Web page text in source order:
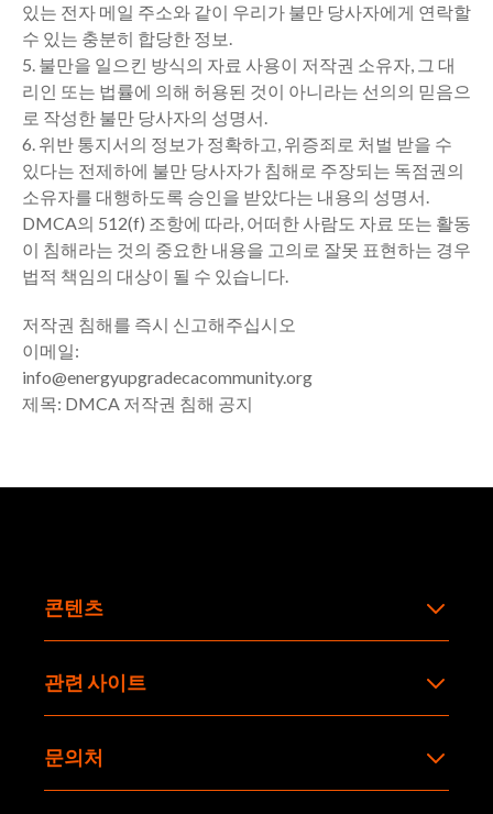
있는 전자 메일 주소와 같이 우리가 불만 당사자에게 연락할
수 있는 충분히 합당한 정보.
5. 불만을 일으킨 방식의 자료 사용이 저작권 소유자, 그 대
리인 또는 법률에 의해 허용된 것이 아니라는 선의의 믿음으
로 작성한 불만 당사자의 성명서.
6. 위반 통지서의 정보가 정확하고, 위증죄로 처벌 받을 수
있다는 전제하에 불만 당사자가 침해로 주장되는 독점권의
소유자를 대행하도록 승인을 받았다는 내용의 성명서.
DMCA의 512(f) 조항에 따라, 어떠한 사람도 자료 또는 활동
이 침해라는 것의 중요한 내용을 고의로 잘못 표현하는 경우
법적 책임의 대상이 될 수 있습니다.
저작권 침해를 즉시 신고해주십시오
이메일:
info@energyupgradecacommunity.org
제목: DMCA 저작권 침해 공지
콘텐츠
관련 사이트
문의처